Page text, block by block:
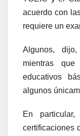
acuerdo con
requiere un
Algunos,
mientras
educativos
algunos
En
certificaciones